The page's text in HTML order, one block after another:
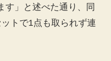
す」と述べた通り、同
トで1点も取られず連